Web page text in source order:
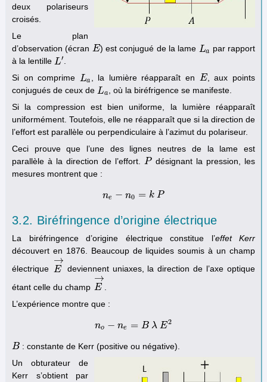
deux polariseurs
croisés.
Le plan
d’observation (écran E
E ) est conjugué de la lame La
La par rapport
à la lentille L′
L′ .
Si on comprime La
La , la lumière réapparaît en E
E , aux points
conjugués de ceux de La
La , où la biréfrigence se manifeste.
Si la compression est bien uniforme, la lumière réapparaît
uniformément. Toutefois, elle ne réapparaît que si la direction de
l’effort est parallèle ou perpendiculaire à l’azimut du polariseur.
Ceci prouve que l’une des lignes neutres de la lame est
parallèle à la direction de l’effort. P
P
désignant la pression, les
mesures montrent que :
ne − n0 = k P
ne −n0 =k P
3.2. Biréfringence d’origine électrique
La biréfringence d’origine électrique constitue l’effet Kerr
découvert en 1876. Beaucoup de liquides soumis à un champ
électrique E
→
E→
deviennent uniaxes, la direction de l’axe optique
étant celle du champ E
→
E→
L’expérience montre que :
no − ne = B λ E2
no −ne =B λ E2
B
B : constante de Kerr (positive ou négative).
Un obturateur de
Kerr s’obtient par